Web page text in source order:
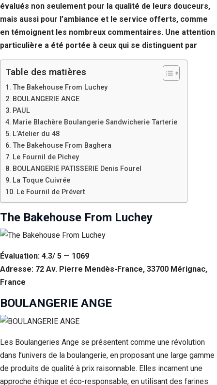
évalués non seulement pour la qualité de leurs douceurs,
mais aussi pour l’ambiance et le service offerts, comme
en témoignent les nombreux commentaires. Une attention
particulière a été portée à ceux qui se distinguent par
Table des matières
The Bakehouse From Luchey
BOULANGERIE ANGE
PAUL
Marie Blachère Boulangerie Sandwicherie Tarterie
L’Atelier du 48
The Bakehouse From Baghera
Le Fournil de Pichey
BOULANGERIE PATISSERIE Denis Fourel
La Toque Cuivrée
Le Fournil de Prévert
The Bakehouse From Luchey
Évaluation: 4.3/ 5 — 1069
Adresse: 72 Av. Pierre Mendès-France, 33700 Mérignac,
France
BOULANGERIE ANGE
Les Boulangeries Ange se présentent comme une révolution
dans l’univers de la boulangerie, en proposant une large gamme
de produits de qualité à prix raisonnable. Elles incarnent une
approche éthique et éco-responsable, en utilisant des farines
de votre visite.
Si vous
refusez ces
cookies,
certaines
fonctionnalités
du site Web.
Marketing
En partageant
votre intérêt et
votre
comportement
lorsque vous
visitez notre
site, vous
augmentez les
chances de
voir du
contenu et des
personnalisés.